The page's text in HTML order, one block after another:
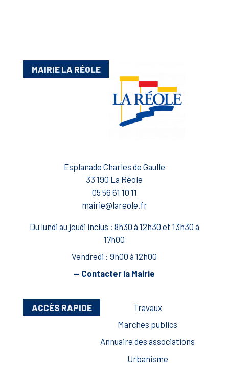
MAIRIE LA RÉOLE
Esplanade Charles de Gaulle
33 190 La Réole
05 56 61 10 11
mairie@lareole.fr
Du lundi au jeudi inclus : 8h30 à 12h30 et 13h30 à
17h00
Vendredi : 9h00 à 12h00
— Contacter la Mairie
ACCÈS RAPIDE
Travaux
Marchés publics
Annuaire des associations
Urbanisme